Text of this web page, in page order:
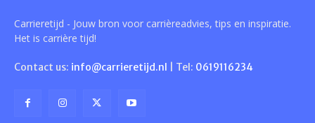
Carrieretijd - Jouw bron voor carrièreadvies, tips en inspiratie.
Het is carrière tijd!
Contact us: info@carrieretijd.nl | Tel: 0619116234